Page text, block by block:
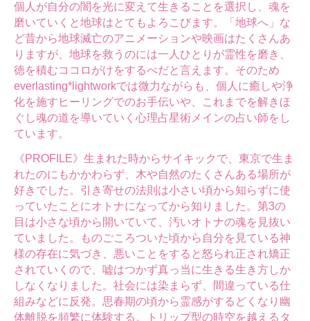
個人が自分の闇を光に変えて生きることを選択し、魂を
磨いていくと地球はとてもよろこびます。「地球へ」な
ど昔から地球滅亡のアニメーションや映画はたくさんあ
りますが、地球を救うのには一人ひとりが霊性を磨き、
徳を積むココロがけをするべだと言えます。そのため
everlasting*lightworkでは微力ながらも、個人に癒しや浄
化を施すヒーリングでのお手伝いや、これまでを解きほ
ぐし魂の道を導いていく心理占星術メインの占い師をし
ています。
《PROFILE》生まれた時からサイキックで、東京で生ま
れたのにもかかわらず、木や自然のたくさんある場所が
好きでした。引き寄せの法則は小さい頃から知らずに使
っていたことにオトナになってから知りました。第3の
目は小さな頃から開いていて、汚いオトナの魂を見抜い
ていました。ものごころついた頃から自分を見ている神
様の存在に気づき、悪いことをすると怒られ正され矯正
されていくので、嘘はつかず真っ当に生きる生き方しか
しなくなりました。社会には染まらず、間違っている仕
組みなどに反発。思春期の頃から霊感がするどくなり幽
体離脱を頻繁に体験する。トリップ型の時空を越えるタ